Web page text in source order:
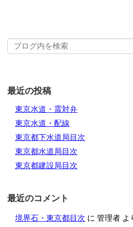
最近の投稿
東京水道・震対弁
東京水道・配線
東京都下水道局目次
東京都水道局目次
東京都建設局目次
最近のコメント
境界石・東京都目次 に 管理者 よ